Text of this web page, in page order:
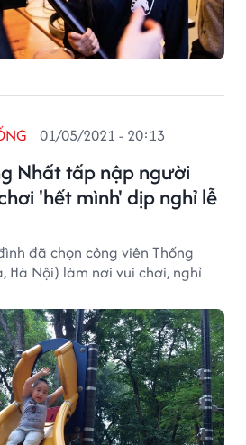
Nhất tấp nập người
'hết mình' dịp nghỉ lễ
01/05/2021 - 20:13
đã chọn công viên Thống
Nội) làm nơi vui chơi, nghỉ